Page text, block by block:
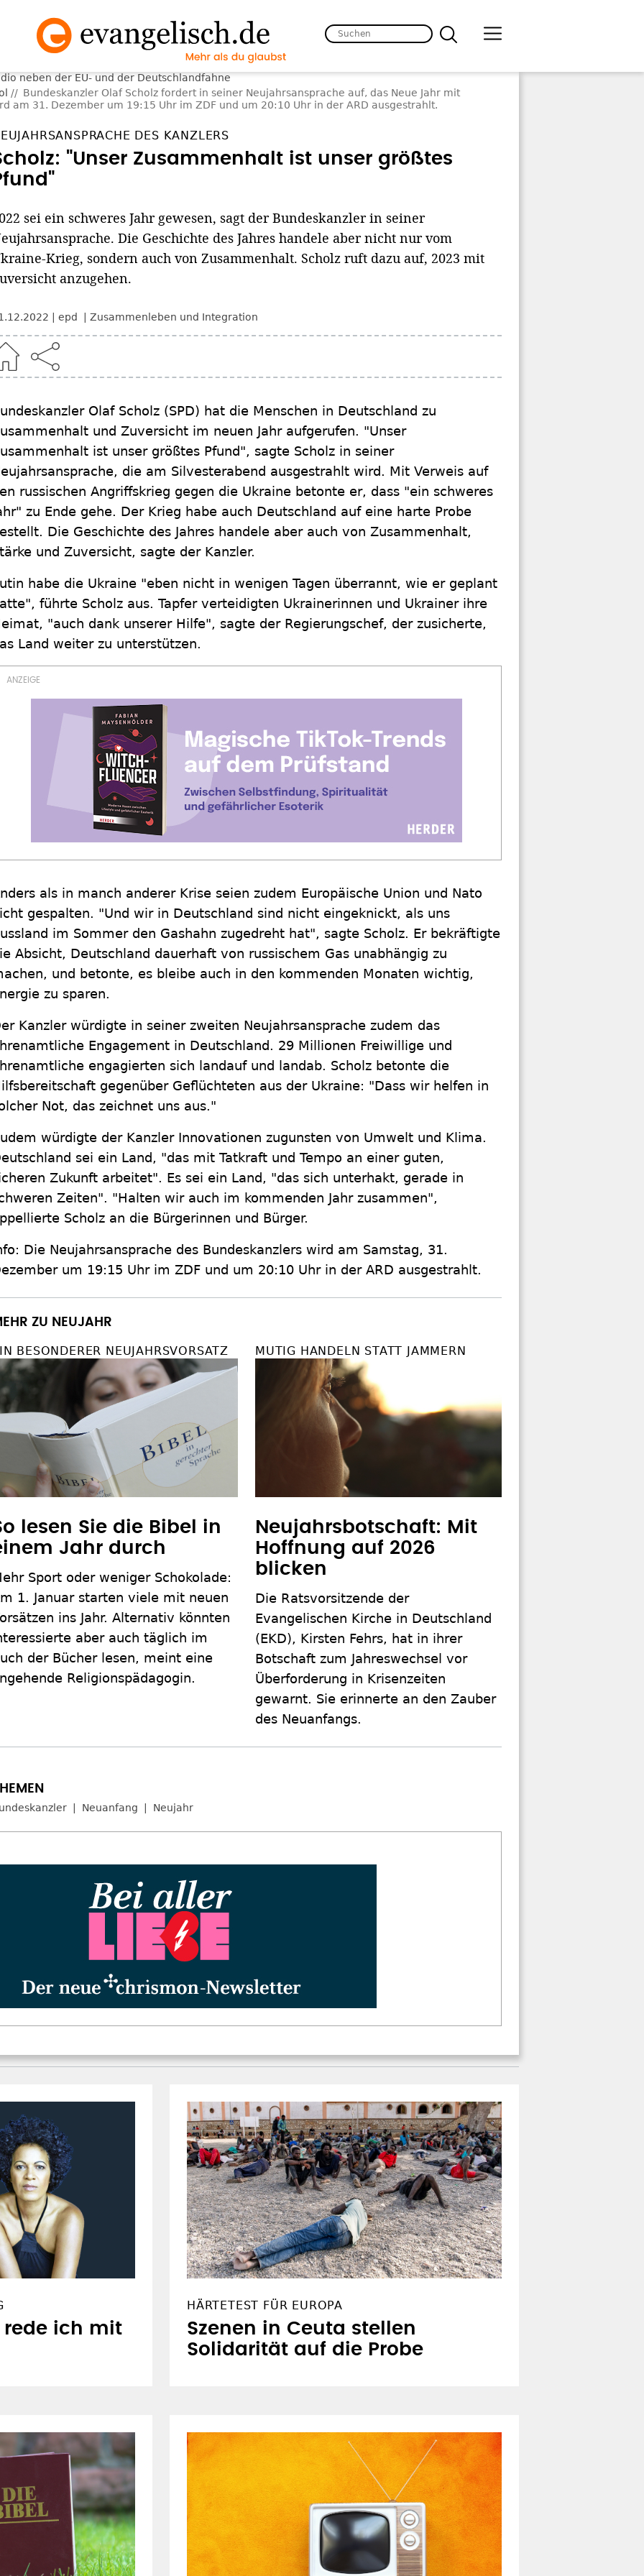
Bundeskanzler Olaf Scholz fordert in seiner Neujahrsansprache auf, das Neue Jahr mit
am 31. Dezember um 19:15 Uhr im ZDF und um 20:10 Uhr in der ARD ausgestrahlt.
DES KANZLERS
"Unser Zusammenhalt ist unser größtes
sei ein schweres Jahr gewesen, sagt der Bundeskanzler in seiner
Die Geschichte des Jahres handele aber nicht nur vom
Krieg, sondern auch von Zusammenhalt. Scholz ruft dazu auf, 2023 mit
anzugehen.
epd Zusammenleben und Integration
Olaf Scholz (SPD) hat die Menschen in Deutschland zu
und Zuversicht im neuen Jahr aufgerufen. "Unser
ist unser größtes Pfund", sagte Scholz in seiner
die am Silvesterabend ausgestrahlt wird. Mit Verweis auf
russischen Angriffskrieg gegen die Ukraine betonte er, dass "ein schweres
zu Ende gehe. Der Krieg habe auch Deutschland auf eine harte Probe
Die Geschichte des Jahres handele aber auch von Zusammenhalt,
und Zuversicht, sagte der Kanzler.
habe die Ukraine "eben nicht in wenigen Tagen überrannt, wie er geplant
führte Scholz aus. Tapfer verteidigten Ukrainerinnen und Ukrainer ihre
"auch dank unserer Hilfe", sagte der Regierungschef, der zusicherte,
Land weiter zu unterstützen.
als in manch anderer Krise seien zudem Europäische Union und Nato
gespalten. "Und wir in Deutschland sind nicht eingeknickt, als uns
im Sommer den Gashahn zugedreht hat", sagte Scholz. Er bekräftigte
Absicht, Deutschland dauerhaft von russischem Gas unabhängig zu
und betonte, es bleibe auch in den kommenden Monaten wichtig,
zu sparen.
Kanzler würdigte in seiner zweiten Neujahrsansprache zudem das
Engagement in Deutschland. 29 Millionen Freiwillige und
engagierten sich landauf und landab. Scholz betonte die
gegenüber Geflüchteten aus der Ukraine: "Dass wir helfen in
Not, das zeichnet uns aus."
würdigte der Kanzler Innovationen zugunsten von Umwelt und Klima.
sei ein Land, "das mit Tatkraft und Tempo an einer guten,
Zukunft arbeitet". Es sei ein Land, "das sich unterhakt, gerade in
Zeiten". "Halten wir auch im kommenden Jahr zusammen",
Scholz an die Bürgerinnen und Bürger.
Die Neujahrsansprache des Bundeskanzlers wird am Samstag, 31.
um 19:15 Uhr im ZDF und um 20:10 Uhr in der ARD ausgestrahlt.
ZU NEUJAHR
BESONDERER NEUJAHRSVORSATZ
lesen Sie die Bibel in
Jahr durch
Sport oder weniger Schokolade:
1. Januar starten viele mit neuen
ins Jahr. Alternativ könnten
aber auch täglich im
der Bücher lesen, meint eine
Religionspädagogin.
MUTIG HANDELN STATT JAMMERN
Neujahrsbotschaft: Mit
Hoffnung auf 2026
blicken
Die Ratsvorsitzende der
Evangelischen Kirche in Deutschland
(EKD), Kirsten Fehrs, hat in ihrer
Botschaft zum Jahreswechsel vor
Überforderung in Krisenzeiten
gewarnt. Sie erinnerte an den Zauber
des Neuanfangs.
Neuanfang Neujahr
rede ich mit
HÄRTETEST FÜR EUROPA
Szenen in Ceuta stellen
Solidarität auf die Probe